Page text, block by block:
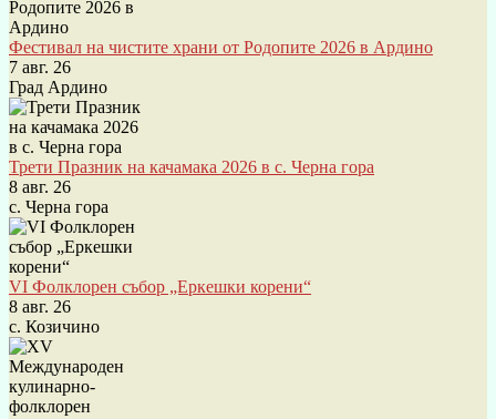
Фестивал на чистите храни от Родопите 2026 в Ардино
7 авг. 26
Град Ардино
Трети Празник на качамака 2026 в с. Черна гора
8 авг. 26
с. Черна гора
VI Фолклорен събор „Еркешки корени“
8 авг. 26
с. Козичино